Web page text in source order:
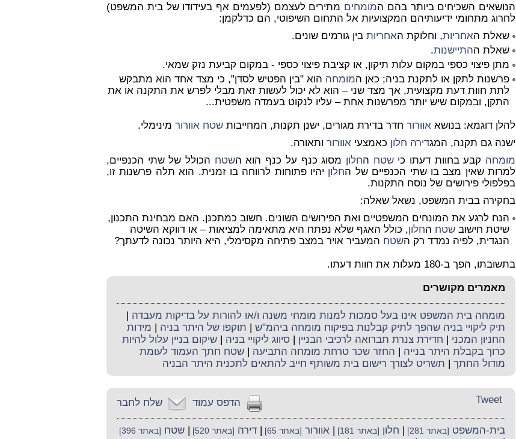
הנושאים השכיחים ביותר בהם המומחים מתירים לעצמם (לפעמים אף בעידודו של בית המשפט)
לחרוג מתחומי ידיעותיהם המקצועיות אל התחום השיפוטי, הם כדלקמן:
שאלת האחריות, וחלוקת האחריות בין גורמים שונים.
שאלת ההתיישנות.
מתן פיצוי כספי במקום עלות תיקון, או קציבת פיצוי כספי - במקום קביעת נזק שמאי.
פרשנות לתקן או לתקנת בניה; כאן המומחה הוא "בין הפטיש לסדן", כי מצד אחד הוא מתבקש
לתת חוות דעת מקצועית, אך מצד שני – הוא לא יכול לעשות זאת מבלי לפרש את התקנה או את
התקן, ובמקום שיש יותר מפרשנות אחת – עליו לנקוט בעמדה משפטית...
להלן דוגמא: בנושא אוורור חדר בדירת מגורים, ישנן תקנות, המחייבות שטח אוורור מינימלי.
ישנה גם תקנה, המגדירה חלון כאמצעי אוורור ותאורה.
מומחה קבע בחוות דעתו כישטח החלון מסוג כנף על כנף הוא השטח הכולל של שתי הכנפיים,
למרות שאין מצב בו שתי הכנפיים של החלון יהיו פתוחות לרווחה בו זמנית. הוא תלה פרשנות זו,
בפלפולי פירושים של נוסח התקנות.
בחקירה בבית המשפט, נשאל שאלה:
הנח לרגע את המונחים המשפטיים ואת הפירושים השונים. חשוב כמתכנן. האם מבחינת התכנון,
שיטת חישוב שטח החלון, כולל האגף שלא נפתח היא מתאימה למציאות – או דווקא השיטה
הנגדית, לפיה נמדד רק השטח המעביר אויר במצב פתיחה מקסימלי, היא היותר נכונה לדעתך?
בתשובתו, הפך ב-180 מעלות את חוות דעתו.
מאמרים מקושרים
מומחה בית המשפט אינו בעל סמכות למנות מומחי משנה ו/או להורות על בדיקות מעבדה |
תיק ליקויי בניה שהפך לתיק קבלנות בפיקוח מומחה ביהמ"ש | תוקפו של היתר בניה | מידות
החניון המכני | חדירת צנרת תברואה לרכיבי הבניין | סיווג ליקויי בניה | שיקום בניין עלול להיות
כרוך בקבלת היתר בנייה | החזר שכר טרחת מומחה התביעה | שטח חתך העמוד לעומת
מודול החתך | תשריט לצורך רישום בית משותף חייב להתאים לתכנית היתר הבניה
שלח לחבר הדפס עמוד Tweet
בית-המשפט [באתר 281] | חלון [באתר 181] | אוורור [באתר 65] | דירה [באתר 520] | שטח [באתר 396]